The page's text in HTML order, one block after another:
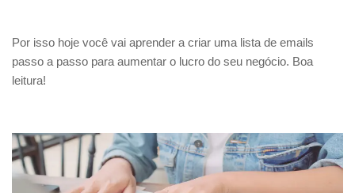
Por isso hoje você vai aprender a criar uma lista de emails
passo a passo para aumentar o lucro do seu negócio. Boa
leitura!